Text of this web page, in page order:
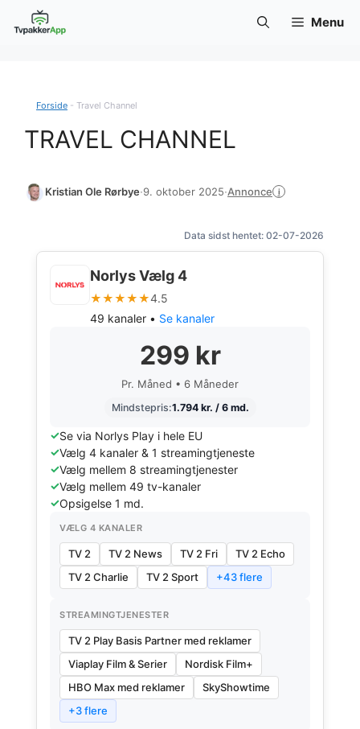
Menu
Forside - Travel Channel
TRAVEL CHANNEL
Kristian Ole Rørbye·9. oktober 2025·Annonce i
Data sidst hentet: 02-07-2026
Norlys Vælg 4
★★★★★4.5
49 kanaler • Se kanaler
299 kr
Pr. Måned • 6 Måneder
Mindstepris:1.794 kr. / 6 md.
Se via Norlys Play i hele EU
Vælg 4 kanaler & 1 streamingtjeneste
Vælg mellem 8 streamingtjenester
Vælg mellem 49 tv-kanaler
Opsigelse 1 md.
VÆLG 4 KANALER
TV 2 TV 2 News TV 2 Fri
TV 2 Echo
TV 2 Charlie
TV 2 Sport +43 flere
STREAMINGTJENESTER
TV 2 Play Basis Partner med reklamer
Viaplay Film & Serier
Nordisk Film+
HBO Max med reklamer
SkyShowtime
+3 flere